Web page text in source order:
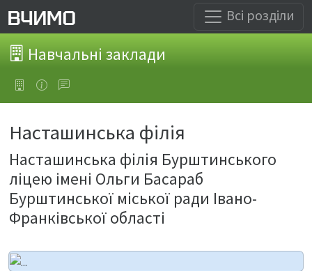
Всі розділи
Навчальні заклади
Насташинська філія
Насташинська філія Бурштинського
ліцею імені Ольги Басараб
Бурштинської міської ради Івано-
Франківської області